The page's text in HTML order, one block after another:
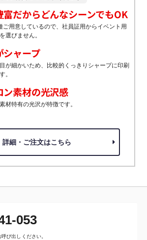
富だからどんなシーンでもOK
ご用意しているので、社員証用からイベント用
選びません。
シャープ
が細かいため、比較的くっきりシャープに印刷
。
ン素材の光沢感
材特有の光沢が特徴です。
詳細・ご注文はこちら
053
呼び出しください。